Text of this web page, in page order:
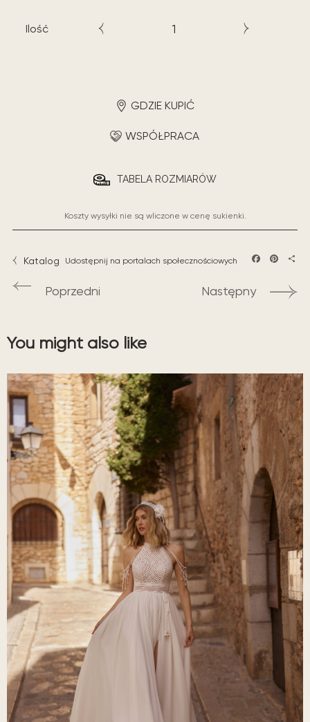
Ilość
GDZIE KUPIĆ
WSPÓŁPRACA
TABELA ROZMIARÓW
Koszty wysyłki nie są wliczone w cenę sukienki.
Katalog Udostępnij na portalach społecznościowych
Poprzedni Następny
You might also like